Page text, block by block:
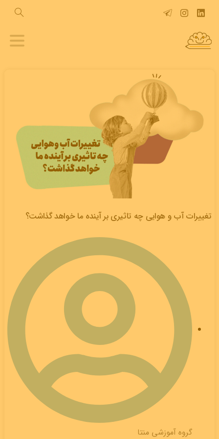
تغییرات آب و هوایی چه تاثیری بر آینده ما خواهد گذاشت؟
گروه آموزشی منتا